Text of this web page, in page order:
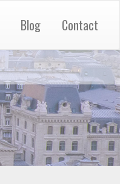
Blog Contact